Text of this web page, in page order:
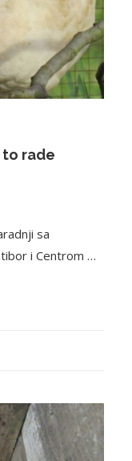
to rade
sa
i Centrom …